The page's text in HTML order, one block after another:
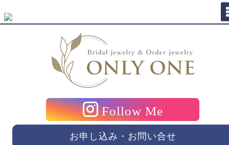
Follow Me
お申し込み・お問い合せ